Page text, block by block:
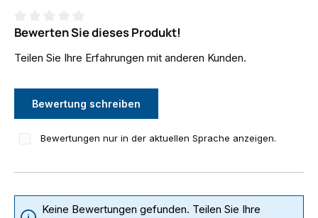
Durchschnittliche Bewertung von 0 von 5 Sternen
Bewerten Sie dieses Produkt!
Teilen Sie Ihre Erfahrungen mit anderen Kunden.
Bewertung schreiben
Bewertungen nur in der aktuellen Sprache anzeigen.
Keine Bewertungen gefunden. Teilen Sie Ihre